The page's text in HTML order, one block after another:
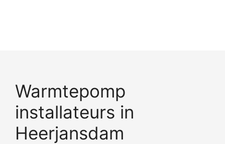
Warmtepomp
installateurs in
Heerjansdam